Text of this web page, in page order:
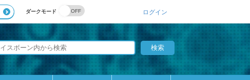
ダークモード ログイン